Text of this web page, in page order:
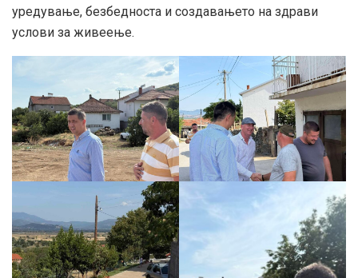
уредување, безбедноста и создавањето на здрави
услови за живеење.